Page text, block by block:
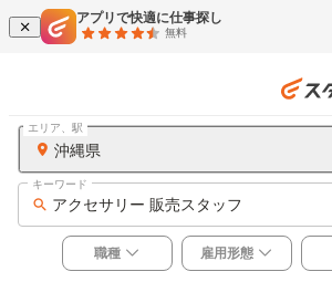
アプリで快適に仕事探し
無料
沖縄県
エリア、駅
アクセサリー 販売スタッフ
キーワード
職種 雇用形態